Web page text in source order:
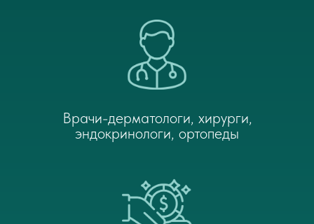
Врачи-дерматологи, хирурги,
эндокринологи, ортопеды